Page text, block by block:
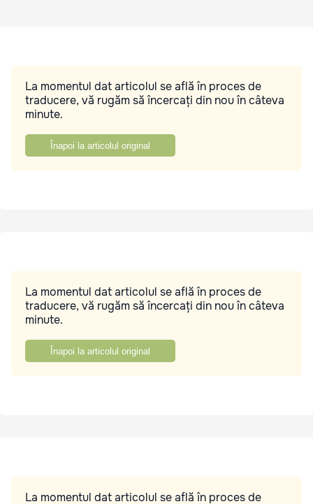
La momentul dat articolul se află în proces de
traducere, vă rugăm să încercați din nou în câteva
minute.
Înapoi la articolul original
La momentul dat articolul se află în proces de
traducere, vă rugăm să încercați din nou în câteva
minute.
Înapoi la articolul original
La momentul dat articolul se află în proces de